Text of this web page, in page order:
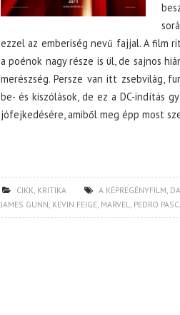
ezzel az emberiség nevű fajjal. A film
a poénok nagy része is ül, de sajnos
merészség. Persze van itt zsebvilág,
be- és kiszólások, de ez a DC-indítás
jófejkedésére, amiből meg épp most
CIKK, KRITIKA A KÉPREGÉNYFILM,
JAMES GUNN, KEVIN FEIGE, MARVEL, PEDRO